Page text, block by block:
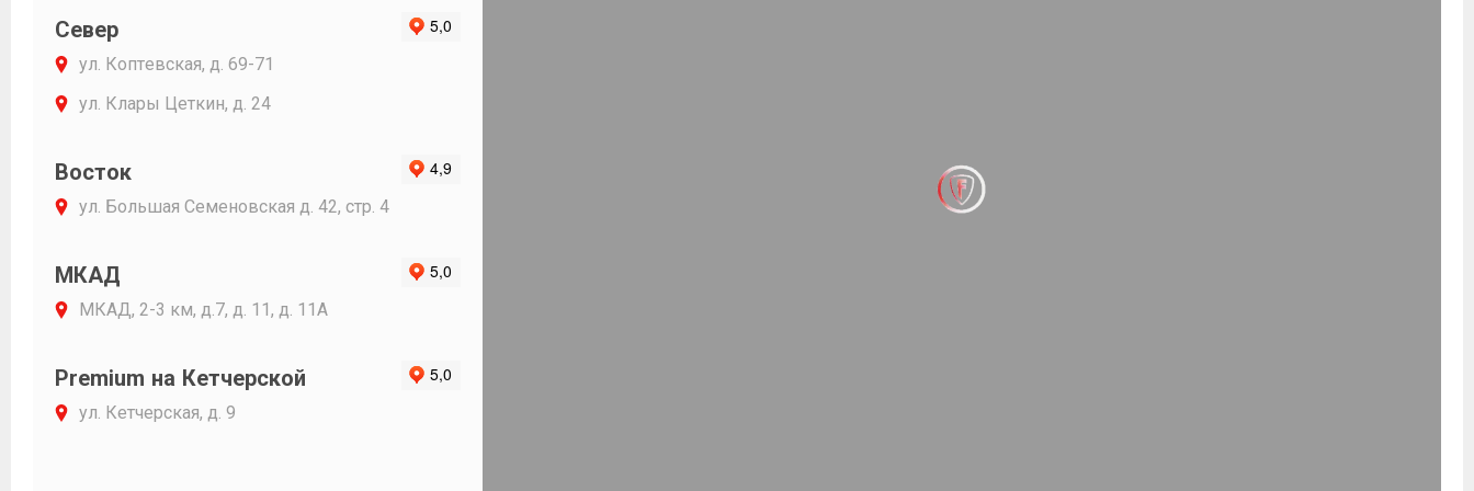
Север
ул. Коптевская, д. 69-71
ул. Клары Цеткин, д. 24
Восток
ул. Большая Семеновская д. 42, стр. 4
МКАД
МКАД, 2-3 км, д.7, д. 11, д. 11А
Premium на Кетчерской
ул. Кетчерская, д. 9